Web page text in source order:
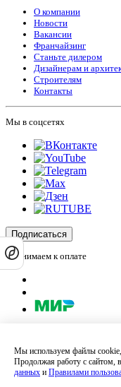
О компании
Новости
Вакансии
Франчайзинг
Станьте дилером
Дизайнерам и
Строителям
Контакты
Мы в соцсетях
Подписаться
Принимаем к оплате
Оставляя на сайте свои
своих персональных
конфиденциальности .
Сайт не является
Мы используем файлы
Продолжая работу с сайтом,
данных и Правилами